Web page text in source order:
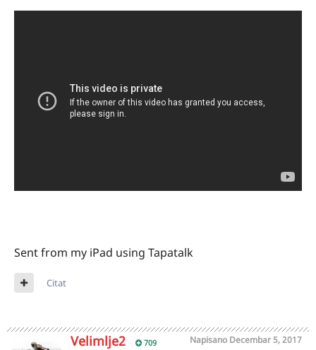
Sent from my iPad using Tapatalk
Citat
Velimlje2 709 Napisano Decembar 5, 2017